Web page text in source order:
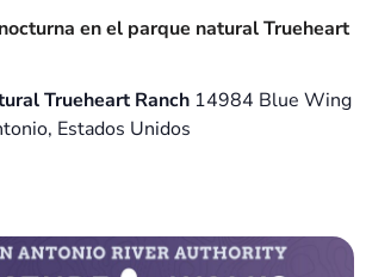
en el parque natural Trueheart
Trueheart Ranch 14984 Blue Wing
Estados Unidos